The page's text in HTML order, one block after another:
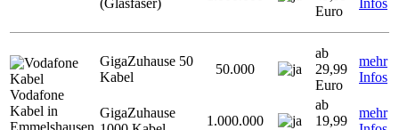
Euro
Vodafone
Kabel in
Emmelshausen
GigaZuhause 50
Kabel
50.000
ab
29,99
Euro
mehr
Infos
GigaZuhause
1.000.000
ab
19,99
mehr